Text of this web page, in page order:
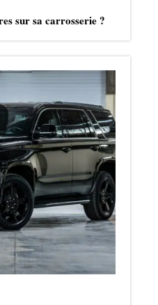
sur sa carrosserie ?